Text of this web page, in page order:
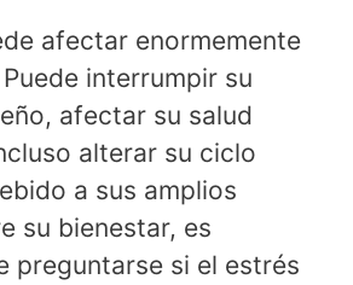
afectar enormemente
interrumpir su
afectar su salud
alterar su ciclo
a sus amplios
su bienestar, es
preguntarse si el estrés